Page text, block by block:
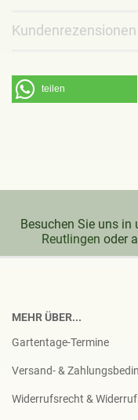
Kundenrezensionen
teilen
Besuchen Sie uns in
Reutlingen oder
MEHR ÜBER...
Gartentage-Termine
Versand- &
Widerrufsrecht &